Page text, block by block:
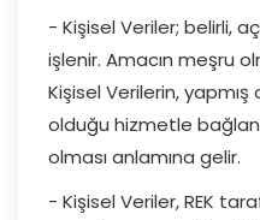
- Kişisel Veriler; belirli,
işlenir. Amacın meşru
Kişisel Verilerin,
olduğu hizmetle
olması anlamına gelir.
- Kişisel Veriler, REK